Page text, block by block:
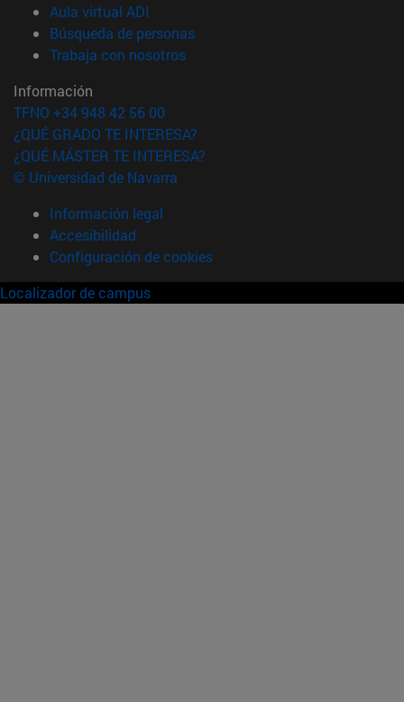
Aula virtual ADI
Búsqueda de personas(abre en nueva ventana)
Trabaja con nosotros(abre en nueva ventana)
Información
TFNO +34 948 42 56 00
¿QUÉ GRADO TE INTERESA?
¿QUÉ MÁSTER TE INTERESA?
© Universidad de Navarra
Información legal
Accesibilidad
Configuración de cookies
Localizador de campus